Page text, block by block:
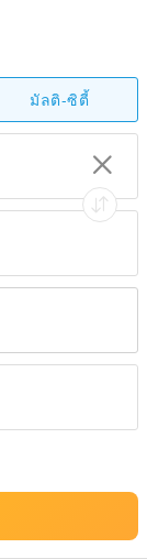
มัลติ-ซิตี้